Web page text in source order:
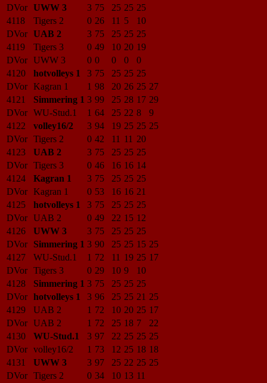
DVor UWW 3 3 75 25 25 25
4118
Tigers 2 0 26 11 5
10
DVor UAB 2 3 75 25 25 25
4119
Tigers 3 0 49 10 20 19
DVor UWW 3 0 0 0 0
0
4120
hotvolleys 1 3 75 25 25 25
DVor Kagran 1 1 98 20 26 25 27
4121
Simmering 1 3 99 25 28 17 29
DVor WU-Stud.1 1 64 25 22 8
9
4122
volley16/2 3 94 19 25 25 25
DVor Tigers 2 0 42 11 11 20
4123
UAB 2 3 75 25 25 25
DVor Tigers 3 0 46 16 16 14
4124
Kagran 1 3 75 25 25 25
DVor Kagran 1 0 53 16 16 21
4125
hotvolleys 1 3 75 25 25 25
DVor UAB 2 0 49 22 15 12
4126
UWW 3 3 75 25 25 25
DVor
Simmering 1 3 90 25 25 15 25
4127
WU-Stud.1 1 72 11 19 25 17
DVor Tigers 3 0 29 10 9
10
4128
Simmering 1 3 75 25 25 25
DVor hotvolleys 1 3 96 25 25 21 25
4129
UAB 2 1 72 10 20 25 17
DVor UAB 2 1 72 25 18 7
22
4130
WU-Stud.1 3 97 22 25 25 25
DVor volley16/2 1 73 12 25 18 18
4131
UWW 3 3 97 25 22 25 25
DVor Tigers 2 0 34 10 13 11